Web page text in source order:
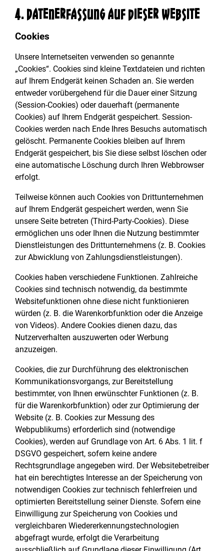
4. Datenerfassung auf dieser Website
Cookies
Unsere Internetseiten verwenden so genannte
„Cookies“. Cookies sind kleine Textdateien und richten
auf Ihrem Endgerät keinen Schaden an. Sie werden
entweder vorübergehend für die Dauer einer Sitzung
(Session-Cookies) oder dauerhaft (permanente
Cookies) auf Ihrem Endgerät gespeichert. Session-
Cookies werden nach Ende Ihres Besuchs automatisch
gelöscht. Permanente Cookies bleiben auf Ihrem
Endgerät gespeichert, bis Sie diese selbst löschen oder
eine automatische Löschung durch Ihren Webbrowser
erfolgt.
Teilweise können auch Cookies von Drittunternehmen
auf Ihrem Endgerät gespeichert werden, wenn Sie
unsere Seite betreten (Third-Party-Cookies). Diese
ermöglichen uns oder Ihnen die Nutzung bestimmter
Dienstleistungen des Drittunternehmens (z. B. Cookies
zur Abwicklung von Zahlungsdienstleistungen).
Cookies haben verschiedene Funktionen. Zahlreiche
Cookies sind technisch notwendig, da bestimmte
Websitefunktionen ohne diese nicht funktionieren
würden (z. B. die Warenkorbfunktion oder die Anzeige
von Videos). Andere Cookies dienen dazu, das
Nutzerverhalten auszuwerten oder Werbung
anzuzeigen.
Cookies, die zur Durchführung des elektronischen
Kommunikationsvorgangs, zur Bereitstellung
bestimmter, von Ihnen erwünschter Funktionen (z. B.
für die Warenkorbfunktion) oder zur Optimierung der
Website (z. B. Cookies zur Messung des
Webpublikums) erforderlich sind (notwendige
Cookies), werden auf Grundlage von Art. 6 Abs. 1 lit. f
DSGVO gespeichert, sofern keine andere
Rechtsgrundlage angegeben wird. Der Websitebetreiber
hat ein berechtigtes Interesse an der Speicherung von
notwendigen Cookies zur technisch fehlerfreien und
optimierten Bereitstellung seiner Dienste. Sofern eine
Einwilligung zur Speicherung von Cookies und
vergleichbaren Wiedererkennungstechnologien
abgefragt wurde, erfolgt die Verarbeitung